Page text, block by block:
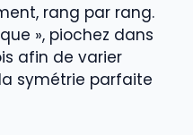
rang par rang.
», piochez dans
afin de varier
symétrie parfaite